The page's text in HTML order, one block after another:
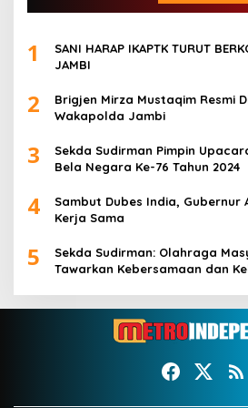
1
SANI HARAP IKAPTK TURUT
JAMBI
2
Brigjen Mirza Mustaqim Resmi
Wakapolda Jambi
3
Sekda Sudirman Pimpin
Bela Negara Ke-76 Tahun 2024
4
Sambut Dubes India, Gubernur
Kerja Sama
5
Sekda Sudirman: Olahraga
Tawarkan Kebersamaan dan